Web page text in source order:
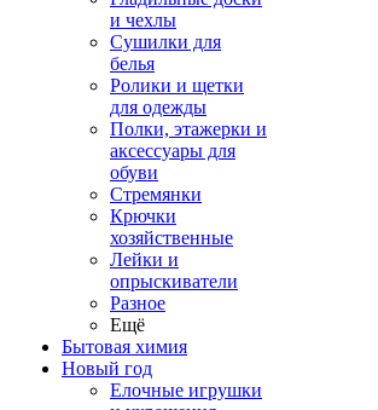
и чехлы
Сушилки для
белья
Ролики и щетки
для одежды
Полки, этажерки и
аксессуары для
обуви
Стремянки
Крючки
хозяйственные
Лейки и
опрыскиватели
Разное
Ещё
Бытовая химия
Новый год
Елочные игрушки